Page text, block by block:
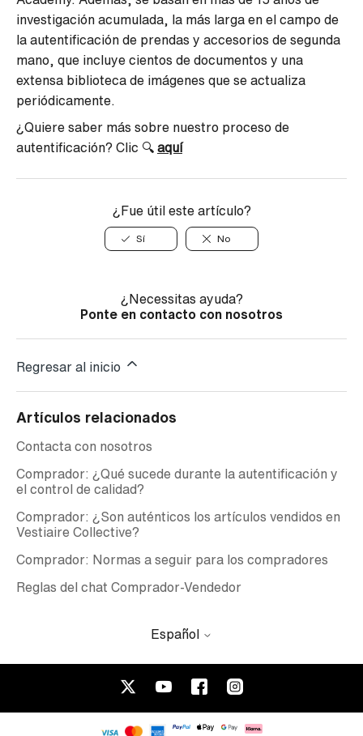
investigación acumulada, la más larga en el campo de
la autentificación de prendas y accesorios de segunda
mano, que incluye cientos de documentos y una
extensa biblioteca de imágenes que se actualiza
periódicamente.
¿Quiere saber más sobre nuestro proceso de
autentificación? Clic 🔍 aquí
¿Fue útil este artículo?
Sí No
¿Necessitas ayuda?
Ponte en contacto con nosotros
Regresar al inicio
Artículos relacionados
Contacta con nosotros
Comprador: ¿Qué sucede durante la autentificación y
el control de calidad?
Comprador: ¿Son auténticos los artículos vendidos en
Vestiaire Collective?
Comprador: Normas a seguir para los compradores
Reglas del chat Comprador-Vendedor
Español